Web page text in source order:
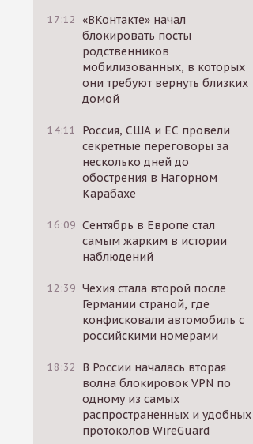
17:12 «ВКонтакте» начал
блокировать посты
родственников
мобилизованных, в которых
они требуют вернуть близких
домой
14:11
Россия, США и ЕС провели
секретные переговоры за
несколько дней до
обострения в Нагорном
Карабахе
16:09 Сентябрь в Европе стал
самым жарким в истории
наблюдений
12:39 Чехия стала второй после
Германии страной, где
конфисковали автомобиль с
российскими номерами
18:32
В России началась вторая
волна блокировок VPN по
одному из самых
распространенных и удобных
протоколов WireGuard